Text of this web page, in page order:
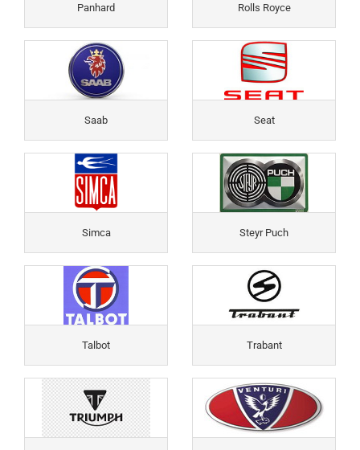
Panhard Rolls Royce
Saab Seat
Simca Steyr Puch
Talbot Trabant